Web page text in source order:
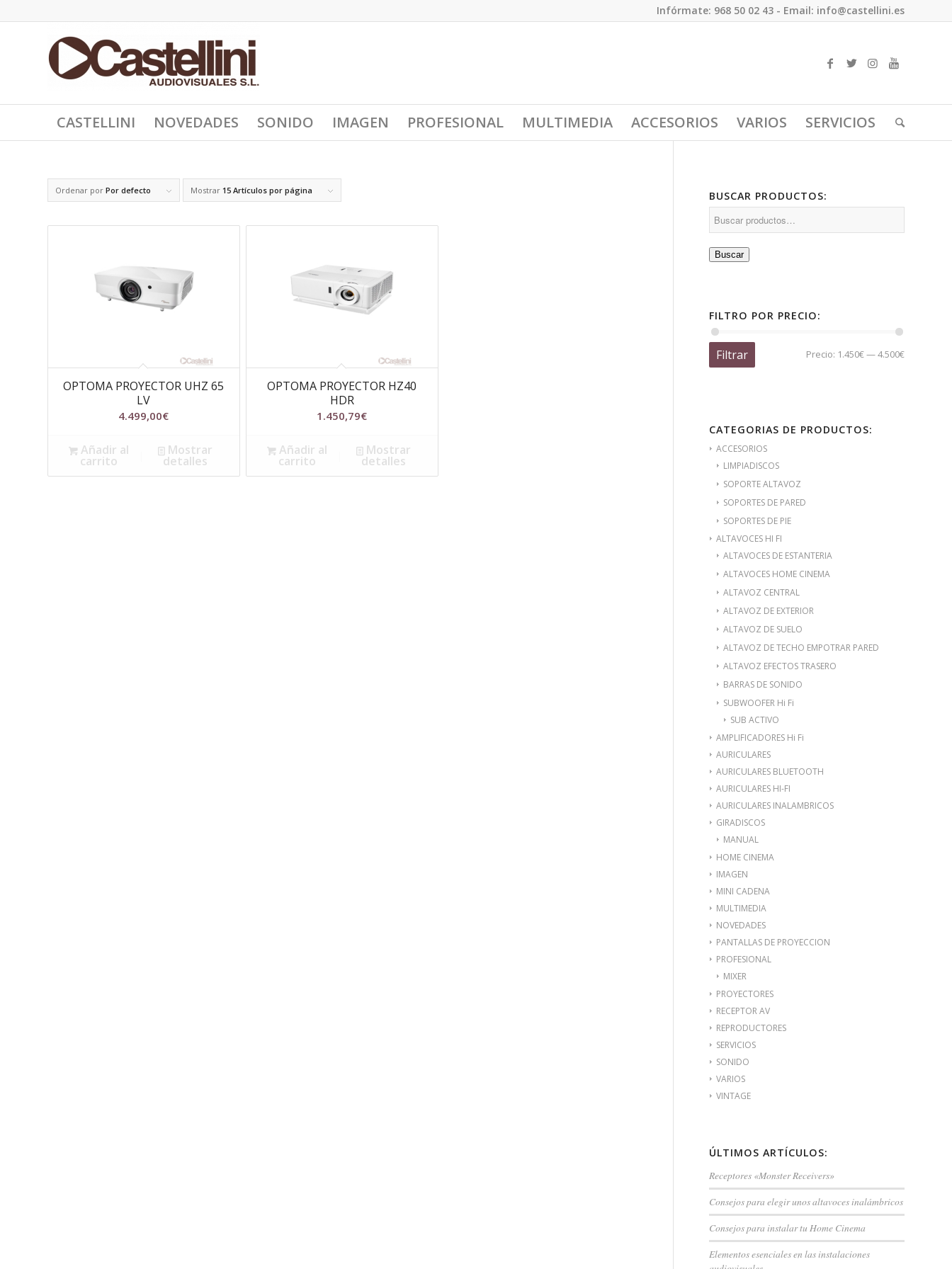
Infórmate: 968 50 02 43 - Email: info@castellini.es
CASTELLINI NOVEDADES SONIDO IMAGEN PROFESIONAL MULTIMEDIA ACCESORIOS VARIOS SERVICIOS
Ordenar por Por defecto Mostrar 15 Artículos por página
OPTOMA PROYECTOR UHZ 65
LV
4.499,00€
Añadir al
carrito
Mostrar
detalles
OPTOMA PROYECTOR HZ40
HDR
1.450,79€
Añadir al
carrito
Mostrar
detalles
BUSCAR PRODUCTOS:
Buscar
FILTRO POR PRECIO:
Filtrar Precio: 1.450€—4.500€
CATEGORIAS DE PRODUCTOS:
ACCESORIOS
LIMPIADISCOS
SOPORTE ALTAVOZ
SOPORTES DE PARED
SOPORTES DE PIE
ALTAVOCES HI FI
ALTAVOCES DE ESTANTERIA
ALTAVOCES HOME CINEMA
ALTAVOZ CENTRAL
ALTAVOZ DE EXTERIOR
ALTAVOZ DE SUELO
ALTAVOZ DE TECHO EMPOTRAR PARED
ALTAVOZ EFECTOS TRASERO
BARRAS DE SONIDO
SUBWOOFER Hi Fi
SUB ACTIVO
AMPLIFICADORES Hi Fi
AURICULARES
AURICULARES BLUETOOTH
AURICULARES HI-FI
AURICULARES INALAMBRICOS
GIRADISCOS
MANUAL
HOME CINEMA
IMAGEN
MINI CADENA
MULTIMEDIA
NOVEDADES
PANTALLAS DE PROYECCION
PROFESIONAL
MIXER
PROYECTORES
RECEPTOR AV
REPRODUCTORES
SERVICIOS
SONIDO
VARIOS
VINTAGE
ÚLTIMOS ARTÍCULOS:
Receptores «Monster Receivers»
Consejos para elegir unos altavoces inalámbricos
Consejos para instalar tu Home Cinema
Elementos esenciales en las instalaciones